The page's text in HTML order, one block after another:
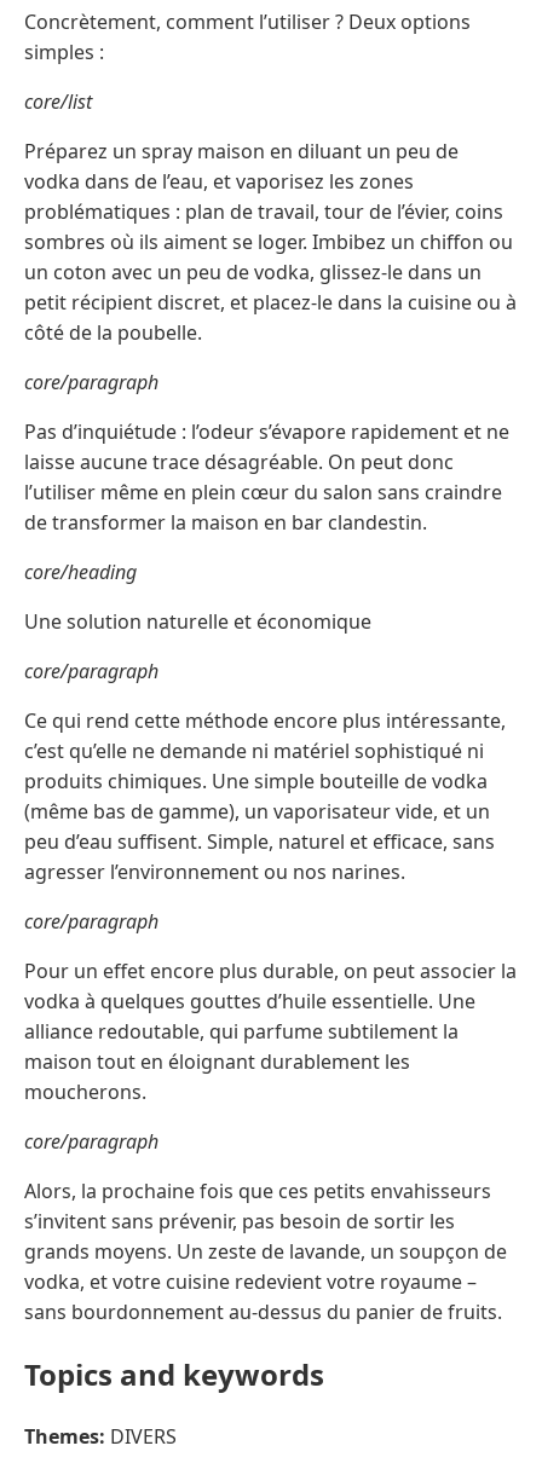
Concrètement, comment l’utiliser ? Deux options
simples :
core/list
Préparez un spray maison en diluant un peu de
vodka dans de l’eau, et vaporisez les zones
problématiques : plan de travail, tour de l’évier, coins
sombres où ils aiment se loger. Imbibez un chiffon ou
un coton avec un peu de vodka, glissez-le dans un
petit récipient discret, et placez-le dans la cuisine ou à
côté de la poubelle.
core/paragraph
Pas d’inquiétude : l’odeur s’évapore rapidement et ne
laisse aucune trace désagréable. On peut donc
l’utiliser même en plein cœur du salon sans craindre
de transformer la maison en bar clandestin.
core/heading
Une solution naturelle et économique
core/paragraph
Ce qui rend cette méthode encore plus intéressante,
c’est qu’elle ne demande ni matériel sophistiqué ni
produits chimiques. Une simple bouteille de vodka
(même bas de gamme), un vaporisateur vide, et un
peu d’eau suffisent. Simple, naturel et efficace, sans
agresser l’environnement ou nos narines.
core/paragraph
Pour un effet encore plus durable, on peut associer la
vodka à quelques gouttes d’huile essentielle. Une
alliance redoutable, qui parfume subtilement la
maison tout en éloignant durablement les
moucherons.
core/paragraph
Alors, la prochaine fois que ces petits envahisseurs
s’invitent sans prévenir, pas besoin de sortir les
grands moyens. Un zeste de lavande, un soupçon de
vodka, et votre cuisine redevient votre royaume –
sans bourdonnement au-dessus du panier de fruits.
Topics and keywords
Themes: DIVERS